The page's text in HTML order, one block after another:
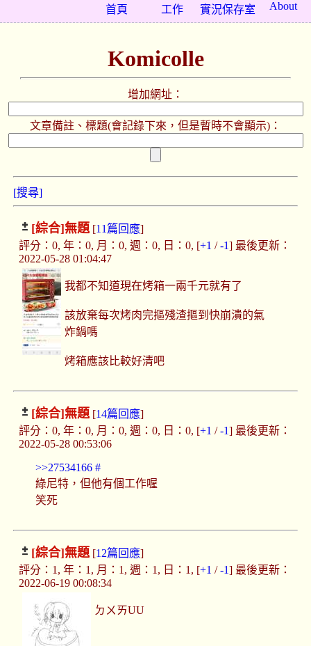
About
實況保存室
工作
首頁
Komicolle
增加網址：
文章備註、標題(會記錄下來，但是暫時不會顯示)：
[搜尋]
[綜合]無題[11篇回應]
評分：0, 年：0, 月：0, 週：0, 日：0, [+1 /-1] 最後更新：
2022-05-28 01:04:47
我都不知道現在烤箱一兩千元就有了
該放棄每次烤肉完摳殘渣摳到快崩潰的氣
炸鍋嗎
烤箱應該比較好清吧
[綜合]無題[14篇回應]
評分：0, 年：0, 月：0, 週：0, 日：0, [+1 /-1] 最後更新：
2022-05-28 00:53:06
>>27534166#
綠尼特，但他有個工作喔
笑死
[綜合]無題[12篇回應]
評分：1, 年：1, 月：1, 週：1, 日：1, [+1 /-1] 最後更新：
2022-06-19 00:08:34
ㄉㄨㄞUU